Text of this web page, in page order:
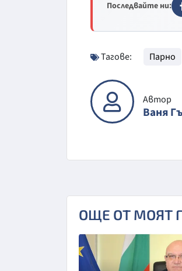
Последвайте ни:
Тагове: Парно
Автор
Ваня
ОЩЕ ОТ МОЯТ